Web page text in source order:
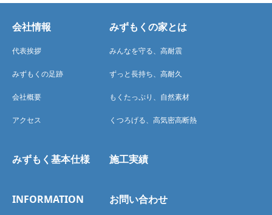
会社情報
代表挨拶
みずもくの足跡
会社概要
アクセス
みずもくの家とは
みんなを守る、高耐震
ずっと長持ち、高耐久
もくたっぷり、自然素材
くつろげる、高気密高断熱
みずもく基本仕様 施工実績
INFORMATION お問い合わせ